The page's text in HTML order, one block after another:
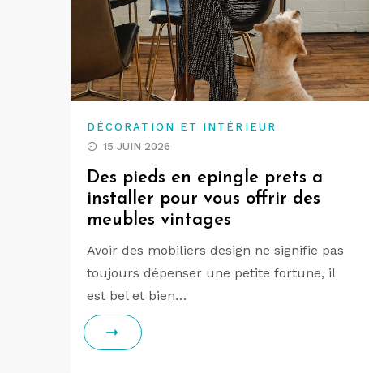
DÉCORATION ET INTÉRIEUR
15 JUIN 2026
Des pieds en epingle prets a
installer pour vous offrir des
meubles vintages
Avoir des mobiliers design ne signifie pas
toujours dépenser une petite fortune, il
est bel et bien…